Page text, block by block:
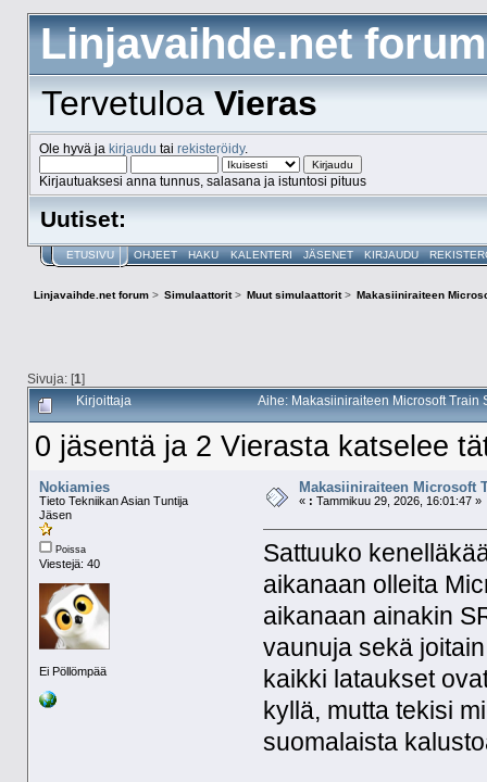
Linjavaihde.net forum
TervetuloaVieras
Ole hyvä ja kirjaudu tai rekisteröidy.
Kirjautuaksesi anna tunnus, salasana ja istuntosi pituus
Uutiset:
ETUSIVU OHJEET HAKU KALENTERI JÄSENET KIRJAUDU
Linjavaihde.net forum> Simulaattorit> Muut simulaattorit> Makasiiniraiteen
Sivuja: [1]
Kirjoittaja Aihe: Makasiiniraiteen Microsoft
0 jäsentä ja 2 Vierasta katselee
Nokiamies
Tieto Tekniikan Asian Tuntija
Jäsen
Poissa
Viestejä: 40
Ei Pöllömpää
Makasiiniraiteen Microsoft
« : Tammikuu 29, 2026, 16:01:47 »
Sattuuko
aikanaan olleita
aikanaan ainakin
vaunuja sekä
kaikki lataukset
kyllä, mutta tekisi
suomalaista